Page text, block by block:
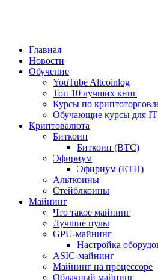
Главная
Новости
Обучение
YouTube Altcoinlog
Топ 10 лучших книг
Курсы по
Обучающие курсы для IT
Криптовалюта
Биткоин
Биткоин (BTC)
Эфириум
Эфириум (ETH)
Альткоины
Стейблкоины
Майнинг
Что такое майнинг
Лучшие пулы
GPU-майнинг
Настройка
ASIC-майнинг
Майнинг на процессоре
Облачный майнинг